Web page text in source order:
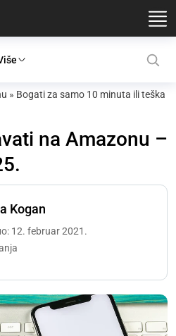
» Bogati za samo 10 minuta ili teška
na Amazonu –
Kogan
12. februar 2021.